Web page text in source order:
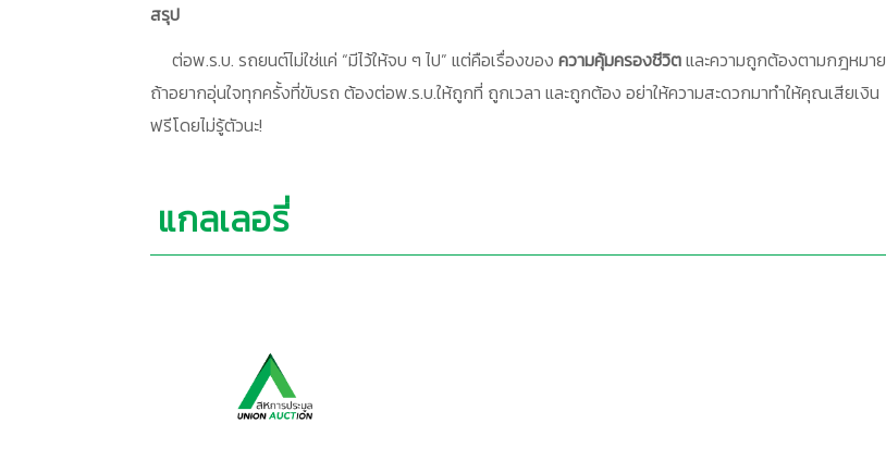
สรุป
ต่อพ.ร.บ. รถยนต์ไม่ใช่แค่ “มีไว้ให้จบ ๆ ไป” แต่คือเรื่องของ ความคุ้มครองชีวิตและความถูกต้องตามกฎหมาย
ถ้าอยากอุ่นใจทุกครั้งที่ขับรถ ต้องต่อพ.ร.บ.ให้ถูกที่ ถูกเวลา และถูกต้อง อย่าให้ความสะดวกมาทำให้คุณเสียเงิน
ฟรีโดยไม่รู้ตัวนะ!
แกลเลอรี่